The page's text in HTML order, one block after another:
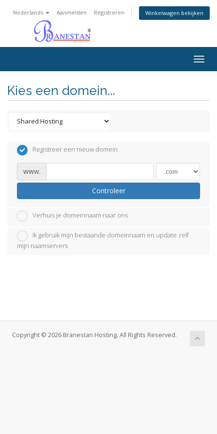
Nederlands Aanmelden Registreren Winkelwagen bekijken
Kies een domein...
Registreer een nieuw domein
www.
Controleer
Verhuis je domeinnaam naar ons
Ik gebruik mijn bestaande domeinnaam en update zelf
mijn naamservers
Copyright © 2026 Branestan Hosting. All Rights Reserved.